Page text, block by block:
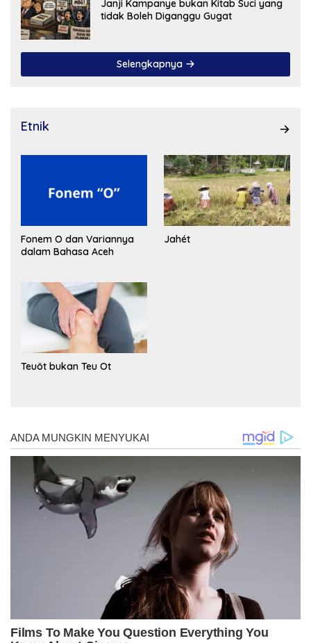
Janji Kampanye bukan Kitab Suci yang
tidak Boleh Diganggu Gugat
Selengkapnya
Etnik
Fonem O dan Variannya
dalam Bahasa Aceh
Jahét
Teuöt bukan Teu Ot